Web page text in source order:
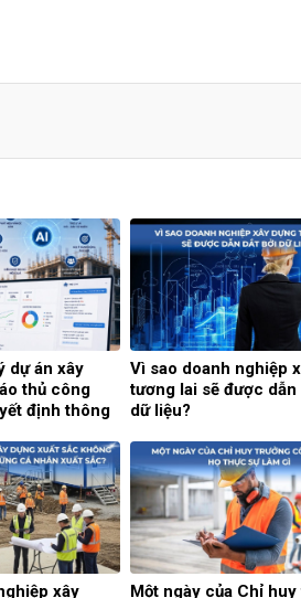
dự án xây
thủ công
định thông
Vì sao doanh nghiệp
tương lai sẽ được dẫn
dữ liệu?
xây Một ngày của Chỉ